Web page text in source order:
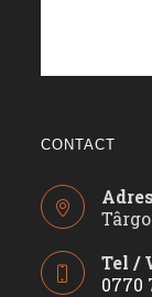
CONTACT
Tel /
0770